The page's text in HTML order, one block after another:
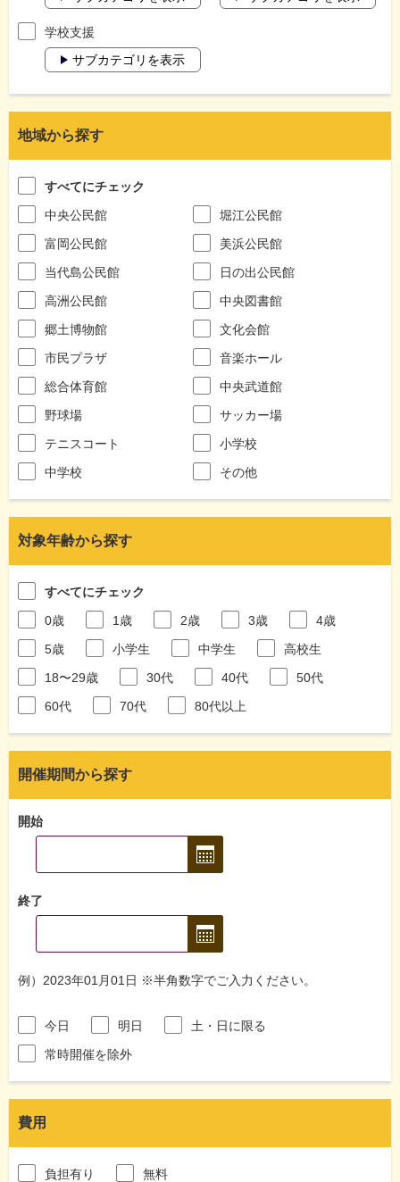
学校支援
サブカテゴリを表示
地域から探す
すべてにチェック
中央公民館
堀江公民館
富岡公民館
美浜公民館
当代島公民館
日の出公民館
高洲公民館
中央図書館
郷土博物館
文化会館
市民プラザ
音楽ホール
総合体育館
中央武道館
野球場
サッカー場
テニスコート
小学校
中学校
その他
対象年齢から探す
すべてにチェック
0歳
1歳 2歳 3歳
4歳
5歳
小学生 中学生
高校生
18〜29歳
30代 40代
50代
60代
70代 80代以上
開催期間から探す
開始
終了
例）2023年01月01日 ※半角数字でご入力ください。
今日 明日
土・日に限る
常時開催を除外
費用
負担有り 無料